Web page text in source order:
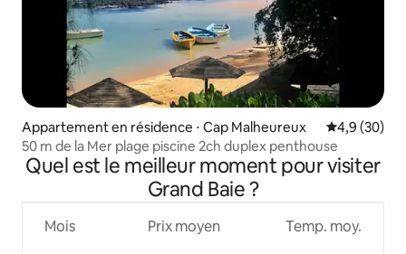
Appartement en résidence ⋅ Cap Malheureux Évaluation
4,9 (30)
50 m de la Mer plage piscine 2ch duplex penthouse
Quel est le meilleur moment pour visiter
Grand Baie ?
Mois Prix moyen Temp. moy.